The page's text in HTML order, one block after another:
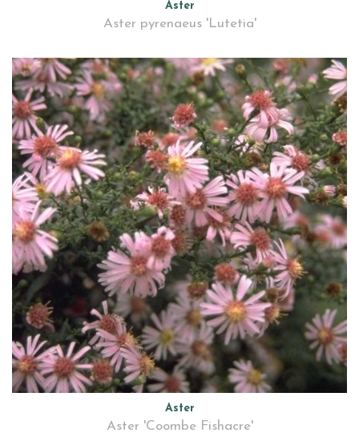
Aster
Aster pyrenaeus 'Lutetia'
Aster
Aster 'Coombe Fishacre'